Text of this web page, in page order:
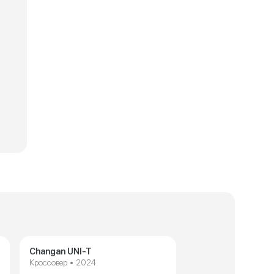
Changan UNI-T
Кроссовер • 2024